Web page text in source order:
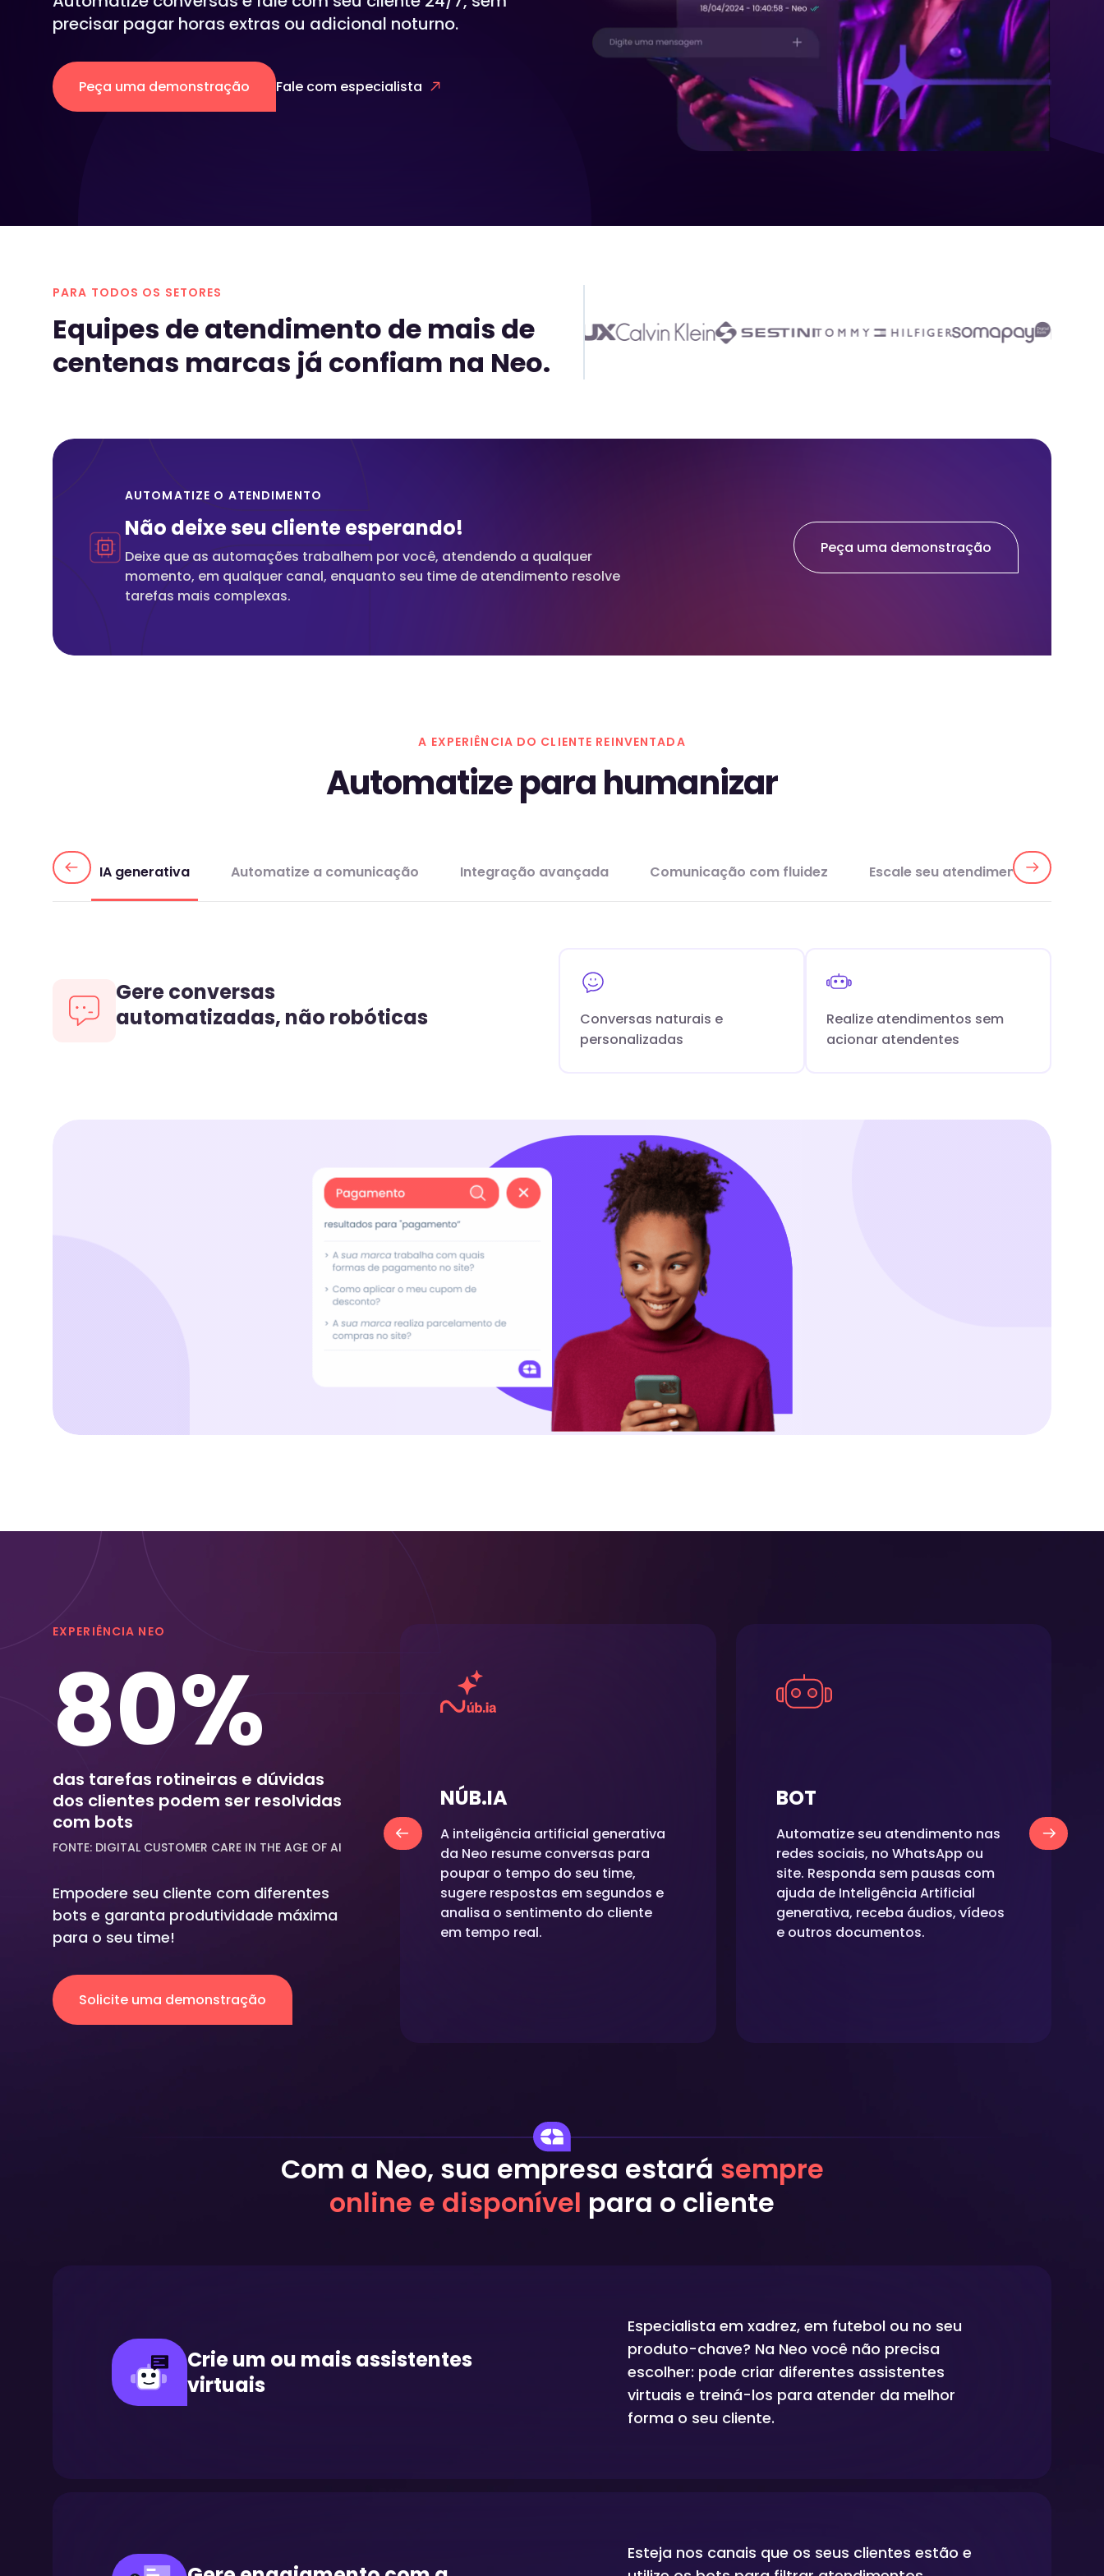
Envie pesquisas e produza relatórios
detalhados, mesmo que o cliente não
A Nub.ia é a inteligência artificial da Neo que
vai dar mais produtividade para o seu time.
precisar pagar horas extras ou adicional noturno.
Peça uma demonstração Fale com especialista
PARA TODOS OS SETORES
Equipes de atendimento de mais de
centenas marcas já confiam na Neo.
AUTOMATIZE O ATENDIMENTO
Não deixe seu cliente esperando!
Deixe que as automações trabalhem por você, atendendo a qualquer
momento, em qualquer canal, enquanto seu time de atendimento resolve
tarefas mais complexas.
Peça uma demonstração
A EXPERIÊNCIA DO CLIENTE REINVENTADA
Automatize para humanizar
IA generativa Automatize a comunicação Integração avançada Comunicação com fluidez Escale seu atendimento
Gere conversas
automatizadas, não robóticas
Conversas naturais e
personalizadas
Realize atendimentos sem
acionar atendentes
EXPERIÊNCIA NEO
80%
das tarefas rotineiras e dúvidas
dos clientes podem ser resolvidas
com bots
FONTE: DIGITAL CUSTOMER CARE IN THE AGE OF AI
Empodere seu cliente com diferentes
bots e garanta produtividade máxima
para o seu time!
Solicite uma demonstração
NÚB.IA
A inteligência artificial generativa
da Neo resume conversas para
poupar o tempo do seu time,
sugere respostas em segundos e
analisa o sentimento do cliente
em tempo real.
BOT
Automatize seu atendimento nas
redes sociais, no WhatsApp ou
site. Responda sem pausas com
ajuda de Inteligência Artificial
generativa, receba áudios, vídeos
e outros documentos.
Com a Neo, sua empresa estará sempre
online e disponível para o cliente
Crie um ou mais assistentes
virtuais
Especialista em xadrez, em futebol ou no seu
produto-chave? Na Neo você não precisa
escolher: pode criar diferentes assistentes
virtuais e treiná-los para atender da melhor
forma o seu cliente.
Esteja nos canais que os seus clientes estão e